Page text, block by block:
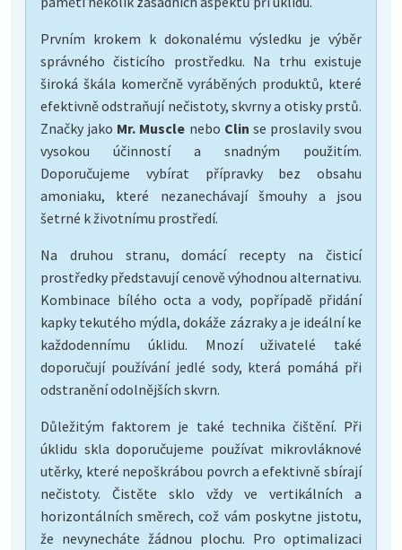
Prvním krokem k dokonalému výsledku je výběr
správného čisticího prostředku. Na trhu existuje
široká škála komerčně vyráběných produktů, které
efektivně odstraňují nečistoty, skvrny a otisky prstů.
Značky jako Mr. Muscle nebo Clin se proslavily svou
vysokou účinností a snadným použitím.
Doporučujeme vybírat přípravky bez obsahu
amoniaku, které nezanechávají šmouhy a jsou
šetrné k životnímu prostředí.
Na druhou stranu, domácí recepty na čisticí
prostředky představují cenově výhodnou alternativu.
Kombinace bílého octa a vody, popřípadě přidání
kapky tekutého mýdla, dokáže zázraky a je ideální ke
každodennímu úklidu. Mnozí uživatelé také
doporučují používání jedlé sody, která pomáhá při
odstranění odolnějších skvrn.
Důležitým faktorem je také technika čištění. Při
úklidu skla doporučujeme používat mikrovláknové
utěrky, které nepoškrábou povrch a efektivně sbírají
nečistoty. Čistěte sklo vždy ve vertikálních a
horizontálních směrech, což vám poskytne jistotu,
že nevynecháte žádnou plochu. Pro optimalizaci